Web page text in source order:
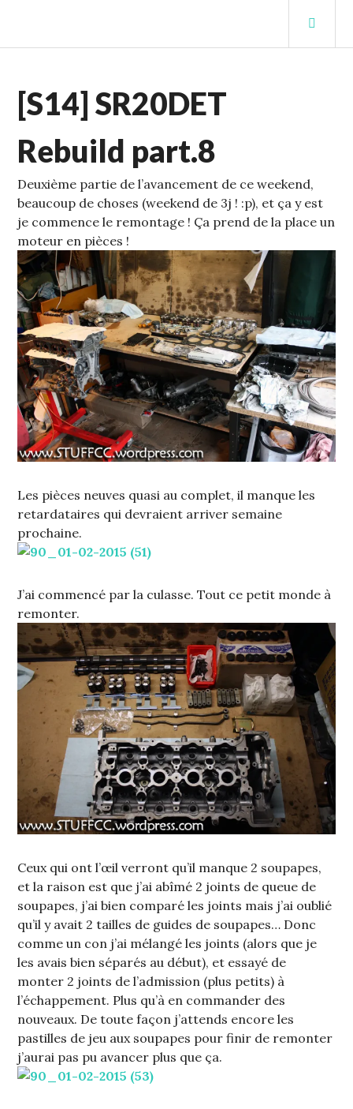
contenu
STUFFCC'S BLOG
S14
[S14] SR20DET
Rebuild part.8
Deuxième partie de l’avancement de ce weekend,
beaucoup de choses (weekend de 3j ! :p), et ça y est
je commence le remontage ! Ça prend de la place un
moteur en pièces !
Les pièces neuves quasi au complet, il manque les
retardataires qui devraient arriver semaine
prochaine.
J’ai commencé par la culasse. Tout ce petit monde à
remonter.
Ceux qui ont l’œil verront qu’il manque 2 soupapes,
et la raison est que j’ai abîmé 2 joints de queue de
soupapes, j’ai bien comparé les joints mais j’ai oublié
qu’il y avait 2 tailles de guides de soupapes… Donc
comme un con j’ai mélangé les joints (alors que je
les avais bien séparés au début), et essayé de
monter 2 joints de l’admission (plus petits) à
l’échappement. Plus qu’à en commander des
nouveaux. De toute façon j’attends encore les
pastilles de jeu aux soupapes pour finir de remonter
j’aurai pas pu avancer plus que ça.